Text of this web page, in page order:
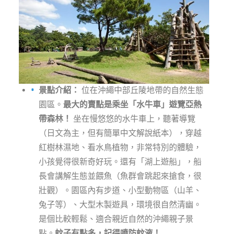
景點介紹： 位在沖繩中部丘陵地帶的自然生態
園區。最大的賣點是乘坐「水牛車」遊覽亞熱
帶森林！ 坐在慢悠悠的水牛車上，聽著導覽
（日文為主，但有簡單中文解說紙本），穿越
紅樹林濕地、看水鳥植物，非常特別的體驗，
小孩覺得很新奇好玩。還有「湖上遊船」，船
長會講解生態並餵魚（魚群會跳起來搶食，很
壯觀）。園區內有步道、小型動物區（山羊、
兔子等）、大型木製遊具，環境很自然清幽。
是個比較輕鬆、適合親近自然的沖繩親子景